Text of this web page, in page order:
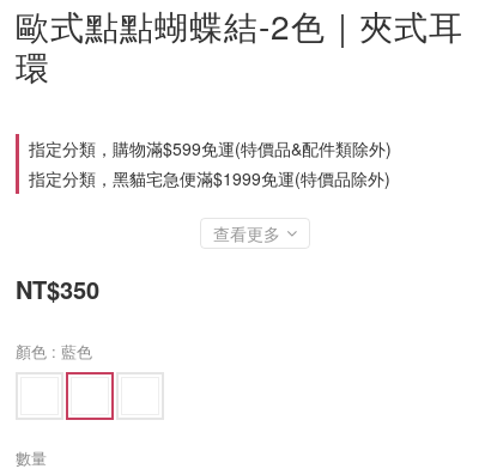
歐式點點蝴蝶結-2色｜夾式耳
環
指定分類，購物滿$599免運(特價品&配件類除外)
指定分類，黑貓宅急便滿$1999免運(特價品除外)
查看更多
NT$350
顏色 : 藍色
數量